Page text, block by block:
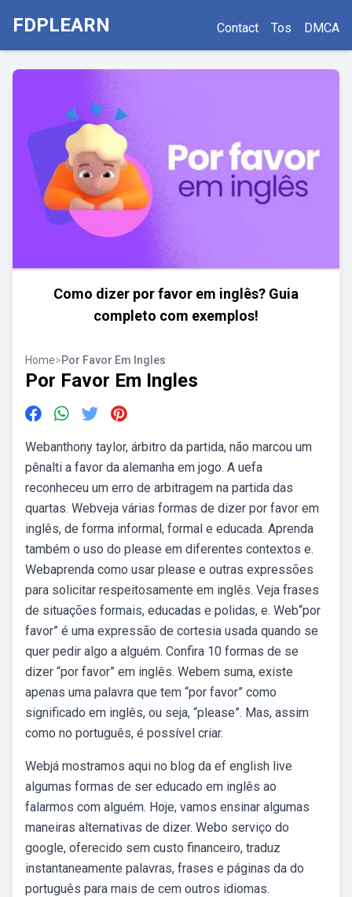
FDPLEARN Contact Tos DMCA
Como dizer por favor em inglês? Guia
completo com exemplos!
Home>Por Favor Em Ingles
Por Favor Em Ingles
Webanthony taylor, árbitro da partida, não marcou um
pênalti a favor da alemanha em jogo. A uefa
reconheceu um erro de arbitragem na partida das
quartas. Webveja várias formas de dizer por favor em
inglês, de forma informal, formal e educada. Aprenda
também o uso do please em diferentes contextos e.
Webaprenda como usar please e outras expressões
para solicitar respeitosamente em inglês. Veja frases
de situações formais, educadas e polidas, e. Web“por
favor” é uma expressão de cortesia usada quando se
quer pedir algo a alguém. Confira 10 formas de se
dizer “por favor” em inglês. Webem suma, existe
apenas uma palavra que tem “por favor” como
significado em inglês, ou seja, “please”. Mas, assim
como no português, é possível criar.
Webjá mostramos aqui no blog da ef english live
algumas formas de ser educado em inglês ao
falarmos com alguém. Hoje, vamos ensinar algumas
maneiras alternativas de dizer. Webo serviço do
google, oferecido sem custo financeiro, traduz
instantaneamente palavras, frases e páginas da do
português para mais de cem outros idiomas.